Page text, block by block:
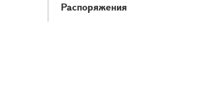
Распоряжения